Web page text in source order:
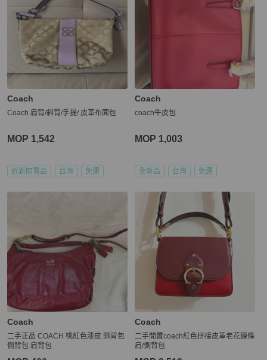
Coach
Coach 肩背/斜背/手提/ 皮革布面包
MOP 1,542
近新閒置品 台灣 免運
Coach
coach牛皮包
MOP 1,003
全新品 台灣 免運
Coach
二手正品 COACH 桃紅色漆皮 斜背包
側背包 肩背包
Coach
二手閒置coach紅色拼接皮革老花鍊條
肩/側背包